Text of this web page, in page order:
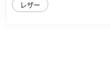
レザー